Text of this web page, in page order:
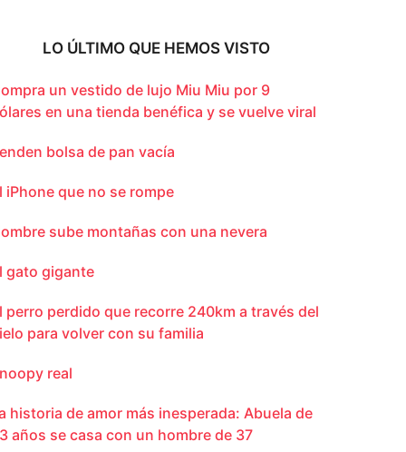
LO ÚLTIMO QUE HEMOS VISTO
un vestido de lujo Miu Miu por 9
en una tienda benéfica y se vuelve viral
bolsa de pan vacía
iPhone que no se rompe
sube montañas con una nevera
gato gigante
perro perdido que recorre 240km a través del
para volver con su familia
real
historia de amor más inesperada: Abuela de
años se casa con un hombre de 37